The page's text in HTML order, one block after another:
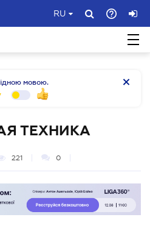
RU
мовою.
ТЕХНИКА
221 0